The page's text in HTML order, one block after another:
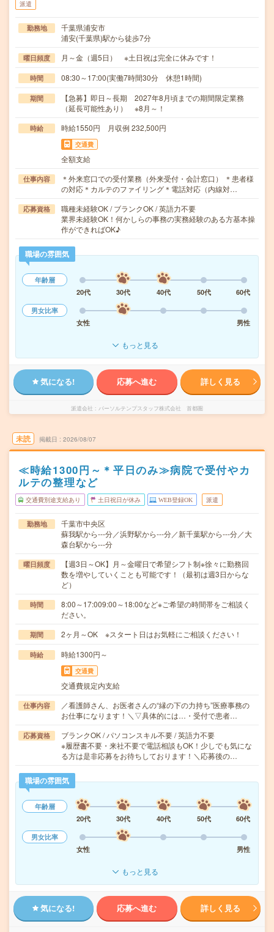
派遣
勤務地
千葉県浦安市
浦安(千葉県)駅から徒歩7分
曜日頻度 月～金（週5日） ※土日祝は完全に休みです！
時間 08:30～17:00(実働7時間30分 休憩1時間)
期間
【急募】即日～長期 2027年8月頃までの期間限定業務
（延長可能性あり） ※8月～！
時給 時給1550円 月収例 232,500円
交通費
全額支給
仕事内容
＊外来窓口での受付業務（外来受付・会計窓口） ＊患者様
の対応＊カルテのファイリング＊電話対応（内線対…
応募資格
職種未経験OK / ブランクOK / 英語力不要
業界未経験OK！何かしらの事務の実務経験のある方基本操
作ができればOK♪
職場の雰囲気
年齢層
20代
30代 40代 50代
60代
男女比率
女性
男性
もっと見る
気になる! 応募へ進む 詳しく見る
派遣会社 パーソルテンプスタッフ株式会社 首都圏
未読 掲載日 2026/08/07
≪時給1300円～＊平日のみ≫病院で受付やカ
ルテの整理など
交通費別途支給あり 土日祝日が休み WEB登録OK 派遣
勤務地
千葉市中央区
蘇我駅から---分／浜野駅から---分／新千葉駅から---分／大
森台駅から---分
曜日頻度
【週3日～OK】月～金曜日で希望シフト制※徐々に勤務回
数を増やしていくことも可能です！（最初は週3日からな
ど）
時間
8:00～17:009:00～18:00など※ご希望の時間帯をご相談く
ださい。
期間 2ヶ月～OK ※スタート日はお気軽にご相談ください！
時給 時給1300円～
交通費
交通費規定内支給
仕事内容
／看護師さん、お医者さんの“縁の下の力持ち”医療事務の
お仕事になります！＼▽具体的には…・受付で患者…
応募資格
ブランクOK / パソコンスキル不要 / 英語力不要
※履歴書不要・来社不要で電話相談もOK！少しでも気にな
る方は是非応募をお待ちしております！＼応募後の…
職場の雰囲気
年齢層
20代
30代 40代 50代
60代
男女比率
女性
男性
もっと見る
気になる! 応募へ進む 詳しく見る